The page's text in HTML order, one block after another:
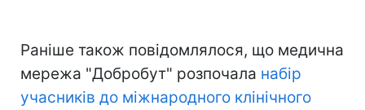
Раніше також повідомлялося, що медична
мережа "Добробут" розпочала набір
учасників до міжнародного клінічного